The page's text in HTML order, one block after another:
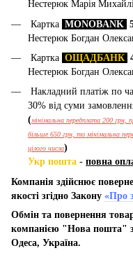
Нестерюк Марія
Картка MONOBANK
Нестерюк Богдан
Картка ОЩАДБАНК
Нестерюк Богдан
Накладний платіж по
30% від суми
(мінімальна передплата 200 грн,
більше 650 грн, то мінімальна
цілого числа)
Укр пошта - повна
Компанія здійснює
якості згідно Закону «Про
Обмін та повернення
компанією "Нова пошта"
Одеса, Україна.